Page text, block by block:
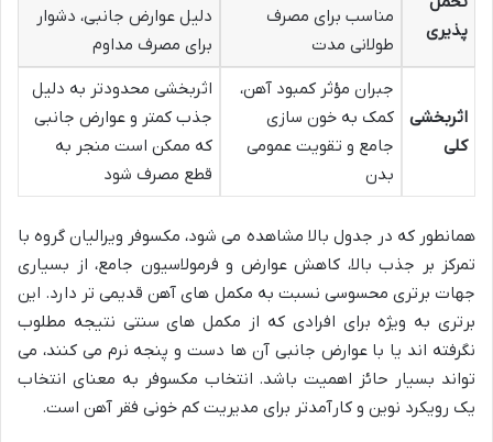
پذیری
مناسب برای مصرف
طولانی مدت
دلیل عوارض جانبی، دشوار
برای مصرف مداوم
اثربخشی
کلی
جبران مؤثر کمبود آهن،
کمک به خون سازی
جامع و تقویت عمومی
بدن
اثربخشی محدودتر به دلیل
جذب کمتر و عوارض جانبی
که ممکن است منجر به
قطع مصرف شود
همانطور که در جدول بالا مشاهده می شود، مکسوفر ویرالیان گروه با
تمرکز بر جذب بالا، کاهش عوارض و فرمولاسیون جامع، از بسیاری
جهات برتری محسوسی نسبت به مکمل های آهن قدیمی تر دارد. این
برتری به ویژه برای افرادی که از مکمل های سنتی نتیجه مطلوب
نگرفته اند یا با عوارض جانبی آن ها دست و پنجه نرم می کنند، می
تواند بسیار حائز اهمیت باشد. انتخاب مکسوفر به معنای انتخاب
یک رویکرد نوین و کارآمدتر برای مدیریت کم خونی فقر آهن است.